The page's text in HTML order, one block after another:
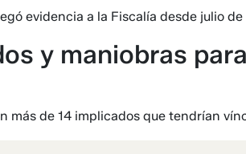
evidencia a la Fiscalía desde julio
y maniobras
más de 14 implicados que tendrían